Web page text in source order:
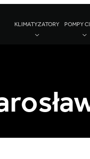
KLIMATYZATORY POMPY